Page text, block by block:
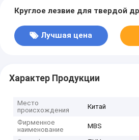
Круглое лезвие для твердой
Лучшая цена
Характер Продукции
Место
происхождения
Китай
Фирменное
наименование
MBS